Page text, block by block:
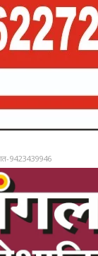
9423439946